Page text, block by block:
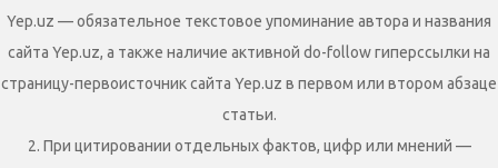
Yep.uz — обязательное текстовое упоминание автора и названия
сайта Yep.uz, а также наличие активной do-follow гиперссылки на
страницу-первоисточник сайта Yep.uz в первом или втором абзаце
статьи.
2. При цитировании отдельных фактов, цифр или мнений —